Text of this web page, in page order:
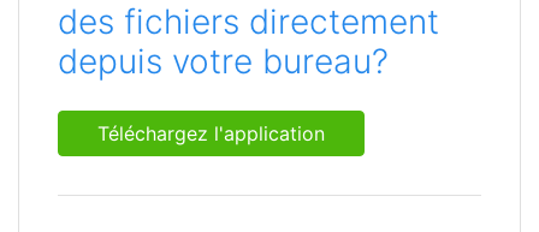
des fichiers directement
depuis votre bureau?
Téléchargez l'application